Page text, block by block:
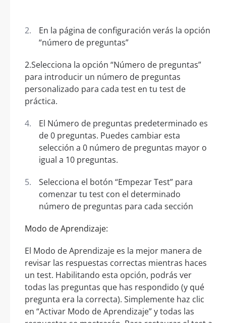
En la página de configuración verás la opción
“número de preguntas”
2.Selecciona la opción “Número de preguntas”
para introducir un número de preguntas
personalizado para cada test en tu test de
práctica.
El Número de preguntas predeterminado es
de 0 preguntas. Puedes cambiar esta
selección a 0 número de preguntas mayor o
igual a 10 preguntas.
Selecciona el botón “Empezar Test” para
comenzar tu test con el determinado
número de preguntas para cada sección
Modo de Aprendizaje:
El Modo de Aprendizaje es la mejor manera de
revisar las respuestas correctas mientras haces
un test. Habilitando esta opción, podrás ver
todas las preguntas que has respondido (y qué
pregunta era la correcta). Simplemente haz clic
en “Activar Modo de Aprendizaje” y todas las